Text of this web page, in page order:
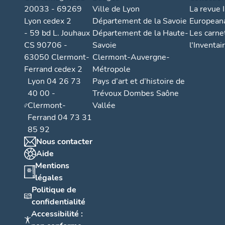
s
e
e
n
t
20033 - 69269
Lyon cedex 2
- 59 bd L. Jouhaux
CS 90706 -
63050 Clermont-
Ferrand cedex 2
Lyon 04 26 73
40 00 -
Clermont-
Ferrand 04 73 31
85 92
Nous contacter
Aide
Mentions
légales
Politique de
confidentialité
Accessibilité :
Ville de Lyon
Département de la Savoie
Département de la Haute-
Savoie
Clermont-Auvergne-
Métropole
Pays d’art et d’histoire de
Trévoux Dombes Saône
Vallée
La revue
Les